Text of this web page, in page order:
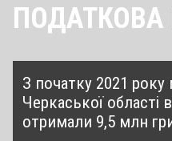
ПОДАТКОВА
З початку 2021
Черкаської області
отримали 9,5 млн